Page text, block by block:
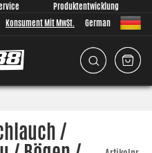
Produktentwicklung
Konsument Mit MwSt. German
/